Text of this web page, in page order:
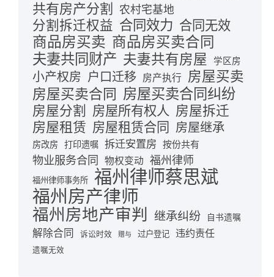
共有房产分割 农村宅基地
分割拆迁权益 合同效力 合同无效
商品房买卖 商品房买卖合同
夫妻共同财产 夫妻共有房屋 学区房
小产权房 户口迁移 房产执行 房屋买卖
房屋买卖合同 房屋买卖合同纠纷
房屋分割 房屋所有权人 房屋拆迁
房屋租赁 房屋租赁合同 房屋继承
房改房 打印遗嘱 拆迁安置房 按份共有
物业服务合同 物权变动 福州律师
福州律师事务所 福州律师蔡思斌
福州房产律师
福州房地产审判 继承纠纷 自书遗嘱
解除合同 诉讼时效 赠与 过户登记 违约责任
遗嘱无效